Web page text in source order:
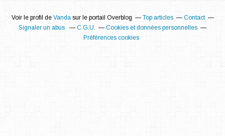
Voir le profil de Vandasur le portail Overblog Top articles
Contact
Signaler un abus
C.G.U.
Cookies et données personnelles
Préférences cookies